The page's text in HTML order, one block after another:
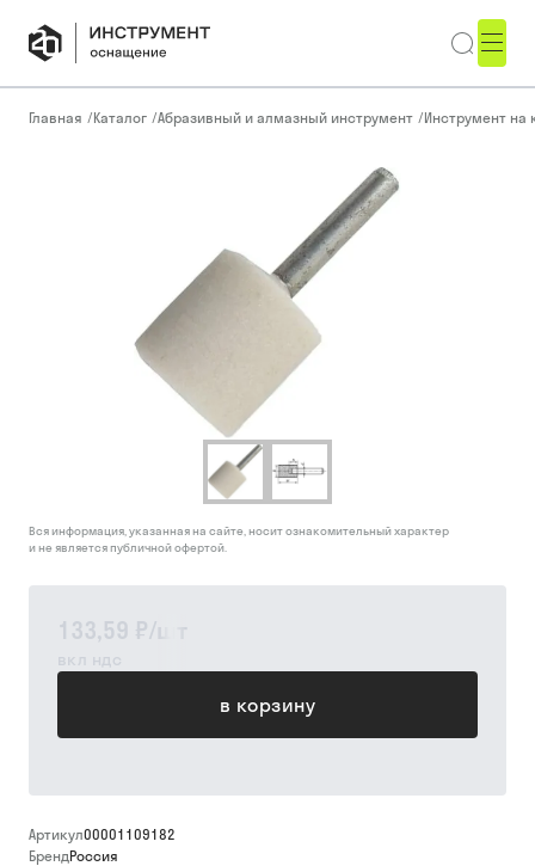
Главная /Каталог /Абразивный и алмазный инструмент /Инструмент на
133,59 ₽/ шт
вкл ндс
в корзину
Вся информация, указанная на сайте, носит ознакомительный характер
и не является публичной офертой.
Артикул00001109182
БрендРоссия